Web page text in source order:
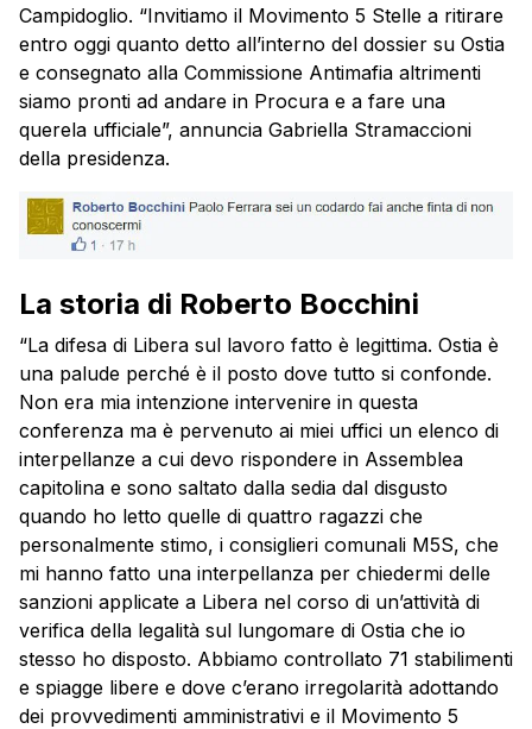
Campidoglio. “Invitiamo il Movimento 5 Stelle a ritirare
entro oggi quanto detto all’interno del dossier su Ostia
e consegnato alla Commissione Antimafia altrimenti
siamo pronti ad andare in Procura e a fare una
querela ufficiale”, annuncia Gabriella Stramaccioni
della presidenza.
La storia di Roberto Bocchini
“La difesa di Libera sul lavoro fatto è legittima. Ostia è
una palude perché è il posto dove tutto si confonde.
Non era mia intenzione intervenire in questa
conferenza ma è pervenuto ai miei uffici un elenco di
interpellanze a cui devo rispondere in Assemblea
capitolina e sono saltato dalla sedia dal disgusto
quando ho letto quelle di quattro ragazzi che
personalmente stimo, i consiglieri comunali M5S, che
mi hanno fatto una interpellanza per chiedermi delle
sanzioni applicate a Libera nel corso di un’attività di
verifica della legalità sul lungomare di Ostia che io
stesso ho disposto. Abbiamo controllato 71 stabilimenti
e spiagge libere e dove c’erano irregolarità adottando
dei provvedimenti amministrativi e il Movimento 5